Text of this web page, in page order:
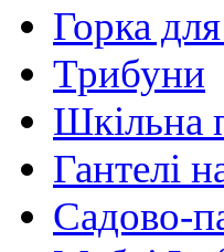
Горка
Трибуни
Шкільна
Гантелі
Садово-